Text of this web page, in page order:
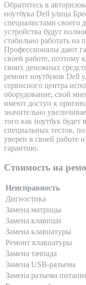
Обратитесь в
ноутбука Dell улица
специалистами своего
устройства будут
стабильно работать на
Профессионалы дают
своей работе, поэтому
своих денежных
ремонт ноутбуков Dell
сервисного центра
оборудование, свой
имеют доступ к
значительно
того как ноутбук будет
специальных тестов,
уверен в своей работе
гарантию.
Стоимость на
Неисправность
Дигностика
Замена матрицы
Замена клавиши
Замена клавиатуры
Ремонт клавиатуры
Замена тачпада
Замена USB-разъема
Замена разъема